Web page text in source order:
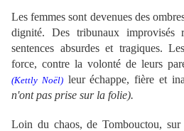
Les femmes sont devenues des
dignité. Des tribunaux improvisés
sentences absurdes et tragiques.
force, contre la volonté de leurs
(Kettly Noël)leur échappe, fière et
n'ont pas prise sur la folie).
Loin du chaos, de Tombouctou, sur